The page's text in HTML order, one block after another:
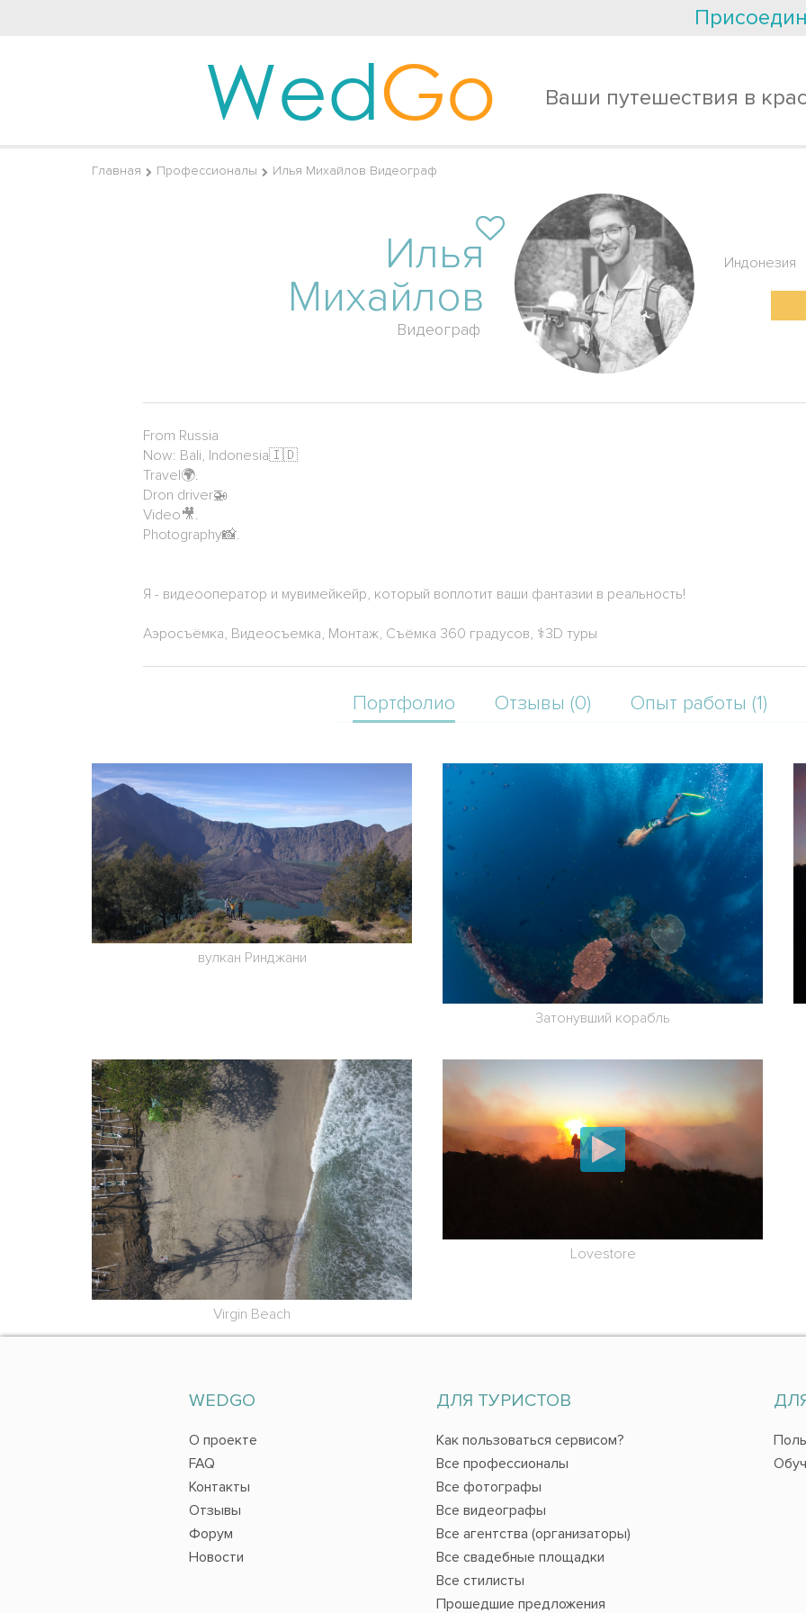
WedGo Ваши путешествия в
Главная Профессионалы Илья Михайлов Видеограф
Илья
Михайлов
Видеограф
Индонезия
From Russia
Now: Bali, Indonesia🇮🇩
Travel🌍.
Dron driver🚁
Video🎥.
Photography📸.
Я - видеооператор и мувимейкейр, который воплотит ваши фантазии в реальность!
Аэросъёмка, Видеосъемка, Монтаж, Съёмка 360 градусов, ⚕3D туры
Портфолио Отзывы (0) Опыт работы (1)
вулкан Ринджани
Затонувший корабль
Virgin Beach
Lovestore
WEDGO
О проекте
FAQ
Контакты
Отзывы
Форум
Новости
ДЛЯ ТУРИСТОВ
Как пользоваться сервисом?
Все профессионалы
Все фотографы
Все видеографы
Все агентства (организаторы)
Все свадебные площадки
Все стилисты
Прошедшие предложения